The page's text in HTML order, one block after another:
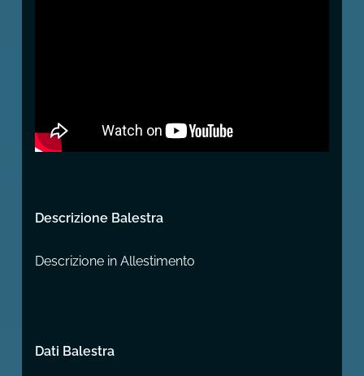
Descrizione Balestra
Descrizione in Allestimento
Dati Balestra